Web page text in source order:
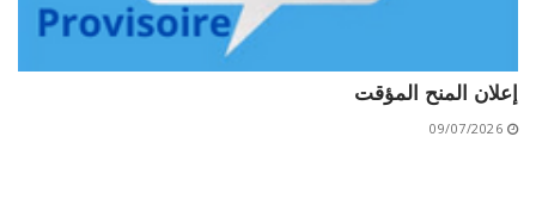
إعلان المنح المؤقت
09/07/2026